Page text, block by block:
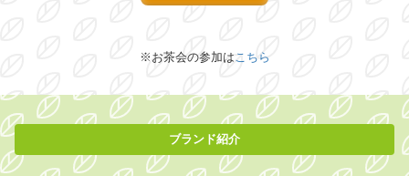
※お茶会の参加はこちら
ブランド紹介